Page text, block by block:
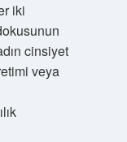
iki
cinsiyet
veya